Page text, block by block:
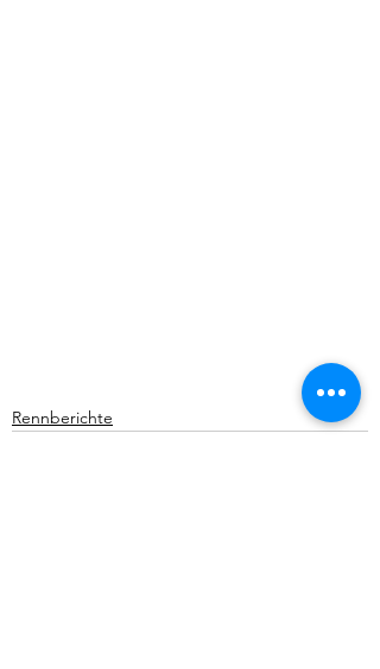
Rennberichte